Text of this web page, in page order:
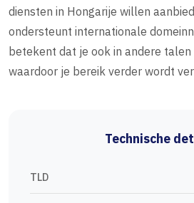
diensten in Hongarije willen
ondersteunt internationale
betekent dat je ook in andere
waardoor je bereik verder wordt
Technische
TLD